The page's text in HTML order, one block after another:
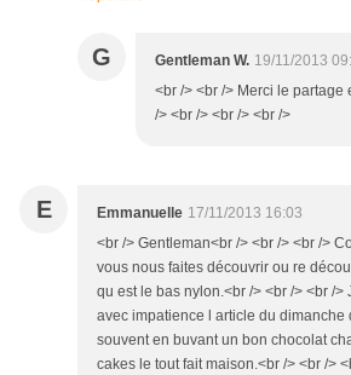
G Gentleman W. 19/11/2013
<br /> <br /> Merci le
/> <br /> <br /> <br />
E Emmanuelle 17/11/2013 16:03
<br /> Gentleman<br /> <br /> <br />
vous nous faites découvrir ou re
qu est le bas nylon.<br /> <br /> <br />
avec impatience l article du dimanche
souvent en buvant un bon chocolat
cakes le tout fait maison.<br /> <br />